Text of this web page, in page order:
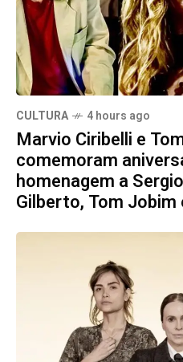
CULTURA 4 hours ago
Marvio Ciribelli e
comemoram
homenagem a
Gilberto, Tom